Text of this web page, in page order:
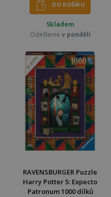
DO KOŠÍKU
Skladem
Odešleme v pondělí
RAVENSBURGER Puzzle
Harry Potter 5: Expecto
Patronum 1000 dílků